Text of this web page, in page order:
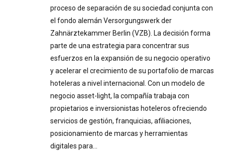
proceso de separación de su sociedad conjunta con
el fondo alemán Versorgungswerk der
Zahnärztekammer Berlin (VZB). La decisión forma
parte de una estrategia para concentrar sus
esfuerzos en la expansión de su negocio operativo
y acelerar el crecimiento de su portafolio de marcas
hoteleras a nivel internacional. Con un modelo de
negocio asset-light, la compañía trabaja con
propietarios e inversionistas hoteleros ofreciendo
servicios de gestión, franquicias, afiliaciones,
posicionamiento de marcas y herramientas
digitales para…